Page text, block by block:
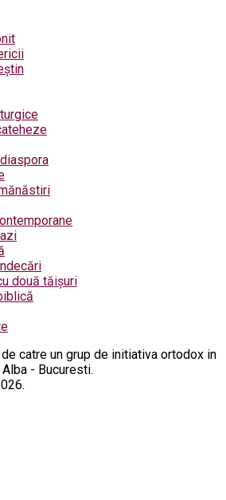
două tăișuri
catre un grup de initiativa ortodox in
- Bucuresti.